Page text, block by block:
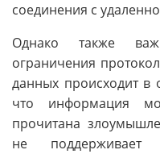
соединения с
Однако также
ограничения
данных происходит в
что информация
прочитана
не